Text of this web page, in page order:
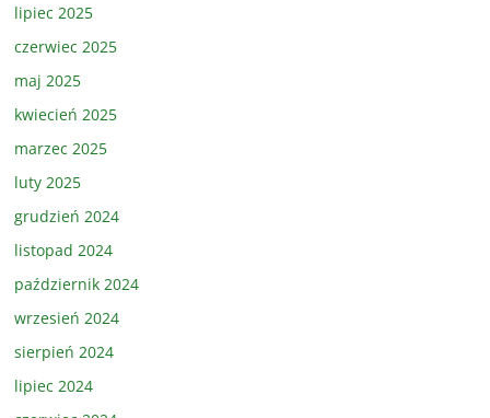
lipiec 2025
czerwiec 2025
maj 2025
kwiecień 2025
marzec 2025
luty 2025
grudzień 2024
listopad 2024
październik 2024
wrzesień 2024
sierpień 2024
lipiec 2024